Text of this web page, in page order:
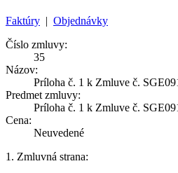
Faktúry | Objednávky
Číslo zmluvy:
35
Názov:
Príloha č. 1 k Zmluve č.
Predmet zmluvy:
Príloha č. 1 k Zmluve č.
Cena:
Neuvedené
1. Zmluvná strana: